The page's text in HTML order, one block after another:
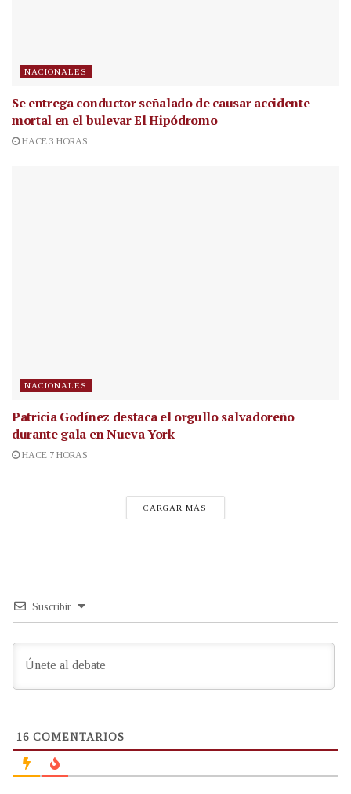
NACIONALES
Se entrega conductor señalado de causar accidente
mortal en el bulevar El Hipódromo
HACE 3 HORAS
NACIONALES
Patricia Godínez destaca el orgullo salvadoreño
durante gala en Nueva York
HACE 7 HORAS
CARGAR MÁS
Suscribir
16 COMENTARIOS